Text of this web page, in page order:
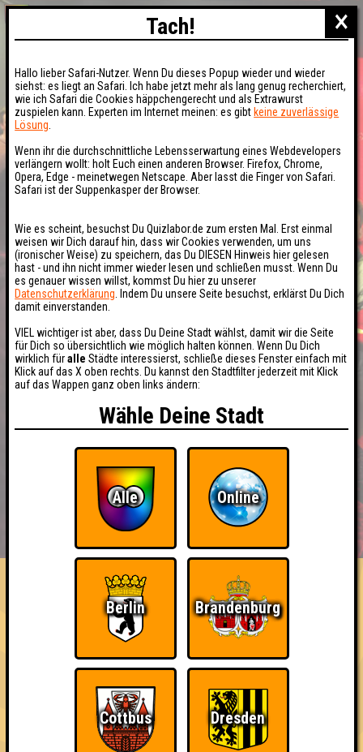
HIGHSCORE RESERVIERUNG
FAQ ÜBER UNS
Nerven aus Stahl
Nehmt an 200 Quizlaboren teil
~ Noch nicht erreicht ~
×
Tach!
Hallo lieber Safari-Nutzer. Wenn Du dieses Popup wieder und wieder
siehst: es liegt an Safari. Ich habe jetzt mehr als lang genug recherchiert,
wie ich Safari die Cookies häppchengerecht und als Extrawurst
zuspielen kann. Experten im Internet meinen: es gibt keine zuverlässige
Lösung
Wenn ihr die durchschnittliche Lebensserwartung eines Webdevelopers
verlängern wollt: holt Euch einen anderen Browser. Firefox, Chrome,
Opera, Edge - meinetwegen Netscape. Aber lasst die Finger von Safari.
Safari ist der Suppenkasper der Browser.
Wie es scheint, besuchst Du Quizlabor.de zum ersten Mal. Erst einmal
weisen wir Dich darauf hin, dass wir Cookies verwenden, um uns
(ironischer Weise) zu speichern, das Du DIESEN Hinweis hier gelesen
hast - und ihn nicht immer wieder lesen und schließen musst. Wenn Du
es genauer wissen willst, kommst Du hier zu unserer
Datenschutzerklärung . Indem Du unsere Seite besuchst, erklärst Du Dich
damit einverstanden.
VIEL wichtiger ist aber, dass Du Deine Stadt wählst, damit wir die Seite
für Dich so übersichtlich wie möglich halten können. Wenn Du Dich
wirklich füralle Städte interessierst, schließe dieses Fenster einfach mit
Klick auf das X oben rechts. Du kannst den Stadtfilter jederzeit mit Klick
auf das Wappen ganz oben links ändern:
Wähle Deine Stadt
Alle Online
Berlin Brandenburg
Cottbus Dresden